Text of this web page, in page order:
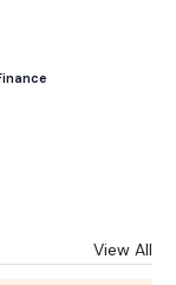
View All